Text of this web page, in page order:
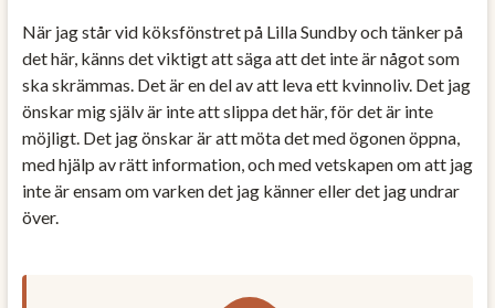
När jag står vid köksfönstret på Lilla Sundby och tänker på
det här, känns det viktigt att säga att det inte är något som
ska skrämmas. Det är en del av att leva ett kvinnoliv. Det jag
önskar mig själv är inte att slippa det här, för det är inte
möjligt. Det jag önskar är att möta det med ögonen öppna,
med hjälp av rätt information, och med vetskapen om att jag
inte är ensam om varken det jag känner eller det jag undrar
över.